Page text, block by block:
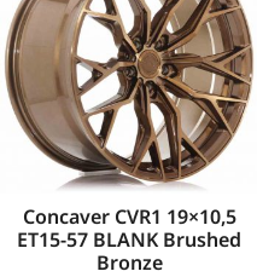
Concaver CVR1 19×10,5
ET15-57 BLANK Brushed
Bronze